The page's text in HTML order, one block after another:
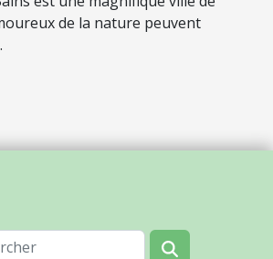
de la nature peuvent